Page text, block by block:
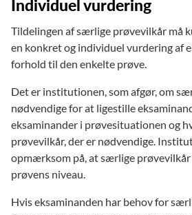
Individuel vurdering
Tildelingen af særlige prøvevilkår må
en konkret og individuel vurdering af
forhold til den enkelte prøve.
Det er institutionen, som afgør, om
nødvendige for at ligestille
eksaminander i prøvesituationen og
prøvevilkår, der er nødvendige.
opmærksom på, at særlige
prøvens niveau.
Hvis eksaminanden har behov for